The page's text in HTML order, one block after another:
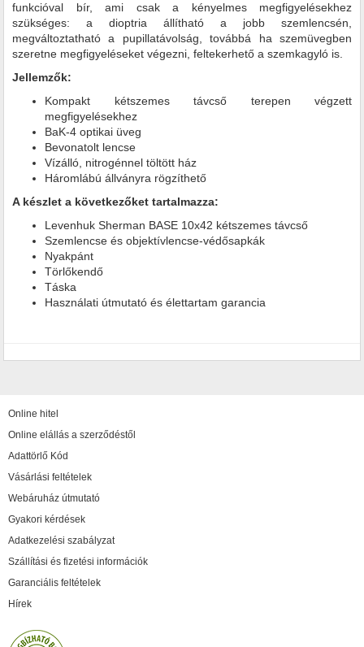
funkcióval bír, ami csak a kényelmes megfigyelésekhez
szükséges: a dioptria állítható a jobb szemlencsén,
megváltoztatható a pupillatávolság, továbbá ha szemüvegben
szeretne megfigyeléseket végezni, feltekerhető a szemkagyló is.
Jellemzők:
Kompakt kétszemes távcső terepen végzett
megfigyelésekhez
BaK-4 optikai üveg
Bevonatolt lencse
Vízálló, nitrogénnel töltött ház
Háromlábú állványra rögzíthető
A készlet a következőket tartalmazza:
Levenhuk Sherman BASE 10x42 kétszemes távcső
Szemlencse és objektívlencse-védősapkák
Nyakpánt
Törlőkendő
Táska
Használati útmutató és élettartam garancia
Online hitel
Online elállás a szerződéstől
Adattörlő Kód
Vásárlási feltételek
Webáruház útmutató
Gyakori kérdések
Adatkezelési szabályzat
Szállítási és fizetési információk
Garanciális feltételek
Hírek